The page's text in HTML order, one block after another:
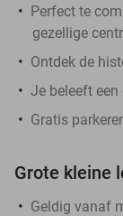
Perfect te
gezellige
Ontdek de
Je beleeft
Gratis
Grote kleine
Geldig vanaf